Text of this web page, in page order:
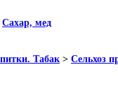
Сахар, мед
Табак > Сельхоз